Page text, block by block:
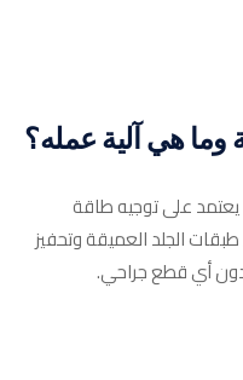
يعتمد على توجيه طاقة
الجلد العميقة وتحفيز
بدون أي قطع جراحي.